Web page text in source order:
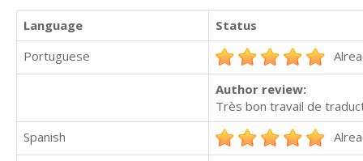
Language
Status
Portuguese
Author review:
Très bon travail de
Spanish